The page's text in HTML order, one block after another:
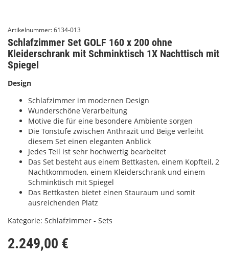
Artikelnummer:6134-013
Schlafzimmer Set GOLF 160 x 200 ohne
Kleiderschrank mit Schminktisch 1X Nachttisch mit
Spiegel
Design
Schlafzimmer im modernen Design
Wunderschöne Verarbeitung
Motive die für eine besondere Ambiente sorgen
Die Tonstufe zwischen Anthrazit und Beige verleiht
diesem Set einen eleganten Anblick
Jedes Teil ist sehr hochwertig bearbeitet
Das Set besteht aus einem Bettkasten, einem Kopfteil, 2
Nachtkommoden, einem Kleiderschrank und einem
Schminktisch mit Spiegel
Das Bettkasten bietet einen Stauraum und somit
ausreichenden Platz
Kategorie: Schlafzimmer - Sets
2.249,00 €